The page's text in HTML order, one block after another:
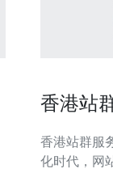
香港站
香港站群服务
化时代，网